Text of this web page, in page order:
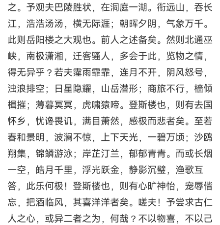
之。予观夫巴陵胜状，在洞庭一湖。衔远山，吞长
江，浩浩汤汤，横无际涯；朝晖夕阴，气象万千。
此则岳阳楼之大观也。前人之述备矣。然则北通巫
峡，南极潇湘，迁客骚人，多会于此，览物之情，
得无异乎？若夫霪雨霏霏，连月不开，阴风怒号，
浊浪排空；日星隐耀，山岳潜形；商旅不行，樯倾
楫摧；薄暮冥冥，虎啸猿啼。登斯楼也，则有去国
怀乡，忧谗畏讥，满目萧然，感极而悲者矣。至若
春和景明，波澜不惊，上下天光，一碧万顷；沙鸥
翔集，锦鳞游泳；岸芷汀兰，郁郁青青。而或长烟
一空，皓月千里，浮光跃金，静影沉璧，渔歌互
答，此乐何极！登斯楼也，则有心旷神怡，宠辱偕
忘，把酒临风，其喜洋洋者矣。嗟夫！予尝求古仁
人之心，或异二者之为，何哉？不以物喜，不以己